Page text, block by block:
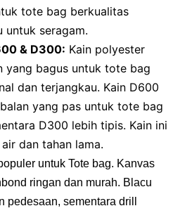
tote bag berkualitas
untuk seragam.
& D300: Kain polyester
yang bagus untuk tote bag
dan terjangkau. Kain D600
yang pas untuk tote bag
D300 lebih tipis. Kain ini
dan tahan lama.
untuk Tote bag. Kanvas
ringan dan murah. Blacu
pedesaan, sementara drill